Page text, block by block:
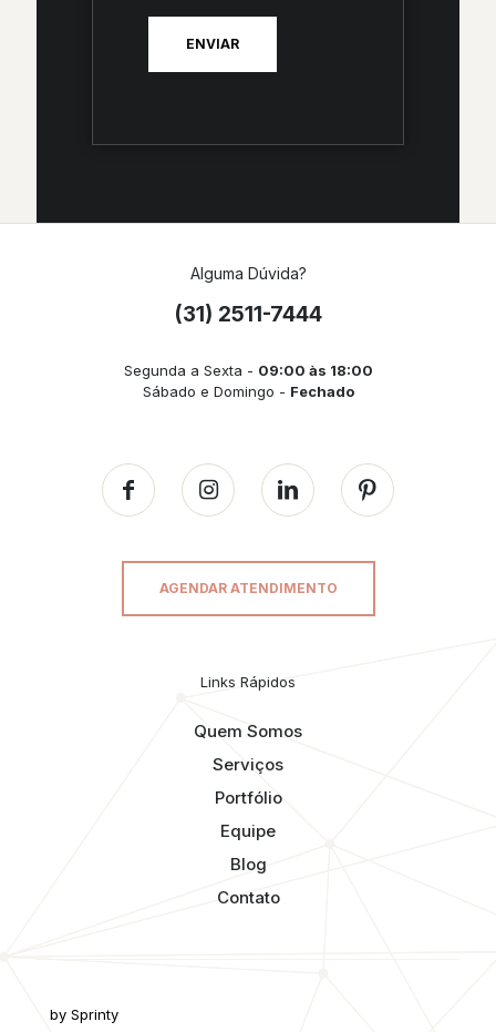
Alguma Dúvida?
(31) 2511-7444
Segunda a Sexta - 09:00 às 18:00
Sábado e Domingo - Fechado
AGENDAR ATENDIMENTO
Links Rápidos
Quem Somos
Serviços
Portfólio
Equipe
Blog
Contato
by Sprinty